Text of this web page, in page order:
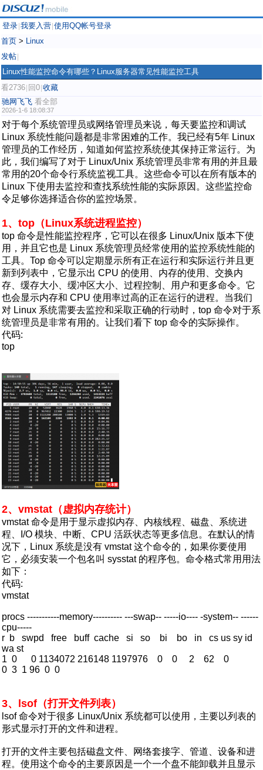
登录 我要入营 使用QQ帐号登录
首页 > Linux
发帖
Linux性能监控命令有哪些？Linux服务器常见性能监控工具
看2736 回0 收藏
驰网飞飞 看全部
2026-1-6 18:08:37
对于每个系统管理员或网络管理员来说，每天要监控和调试
Linux 系统性能问题都是非常困难的工作。我已经有5年 Linux
管理员的工作经历，知道如何监控系统使其保持正常运行。为
此，我们编写了对于 Linux/Unix 系统管理员非常有用的并且最
常用的20个命令行系统监视工具。这些命令可以在所有版本的
Linux 下使用去监控和查找系统性能的实际原因。这些监控命
令足够你选择适合你的监控场景。
1、top（Linux系统进程监控）
top 命令是性能监控程序，它可以在很多 Linux/Unix 版本下使
用，并且它也是 Linux 系统管理员经常使用的监控系统性能的
工具。Top 命令可以定期显示所有正在运行和实际运行并且更
新到列表中，它显示出 CPU 的使用、内存的使用、交换内
存、缓存大小、缓冲区大小、过程控制、用户和更多命令。它
也会显示内存和 CPU 使用率过高的正在运行的进程。当我们
对 Linux 系统需要去监控和采取正确的行动时，top 命令对于系
统管理员是非常有用的。让我们看下 top 命令的实际操作。
代码:
top
2、vmstat（虚拟内存统计）
vmstat 命令是用于显示虚拟内存、内核线程、磁盘、系统进
程、I/O 模块、中断、CPU 活跃状态等更多信息。在默认的情
况下，Linux 系统是没有 vmstat 这个命令的，如果你要使用
它，必须安装一个包名叫 sysstat 的程序包。命令格式常用用法
如下：
代码:
vmstat
procs -----------memory---------- ---swap-- -----io---- -system-- ------
cpu-----
r b swpd free buff cache si so bi bo in cs us sy id
wa st
1 0 0 1134072 216148 1197976 0 0 2 62 0
0 3 1 96 0 0
3、lsof（打开文件列表）
lsof 命令对于很多 Linux/Unix 系统都可以使用，主要以列表的
形式显示打开的文件和进程。
打开的文件主要包括磁盘文件、网络套接字、管道、设备和进
程。使用这个命令的主要原因是一个一个盘不能卸载并且显示